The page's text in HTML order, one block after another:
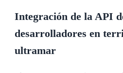
Integración de la API
desarrolladores en
ultramar